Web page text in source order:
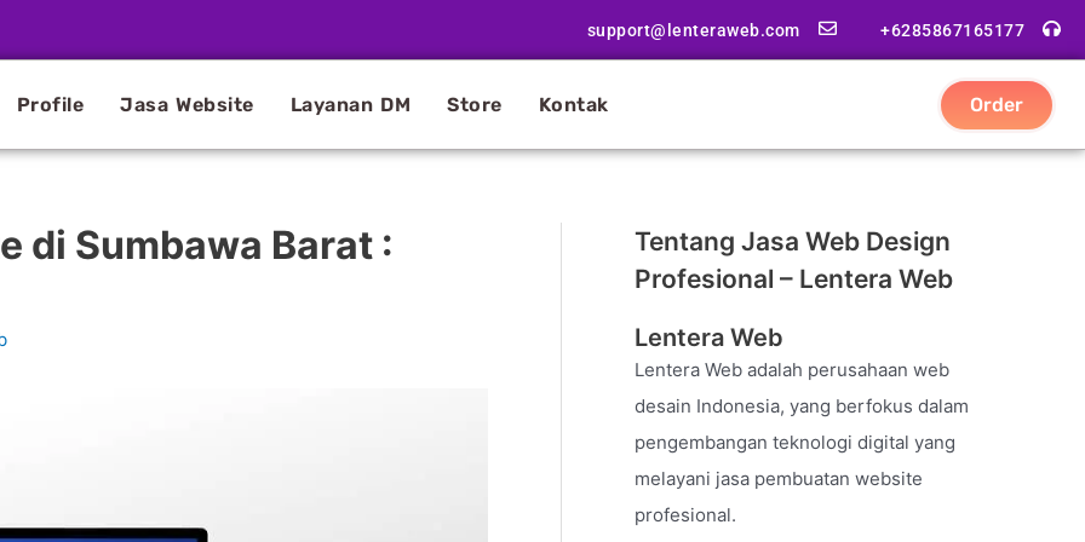
support@lenteraweb.com +6285867165177
Profile Jasa Website Layanan DM Store Kontak Order
di Sumbawa Barat :
Tentang Jasa Web Design
Profesional – Lentera Web
Lentera Web
Lentera Web adalah perusahaan web
desain Indonesia, yang berfokus dalam
pengembangan teknologi digital yang
melayani jasa pembuatan website
profesional.